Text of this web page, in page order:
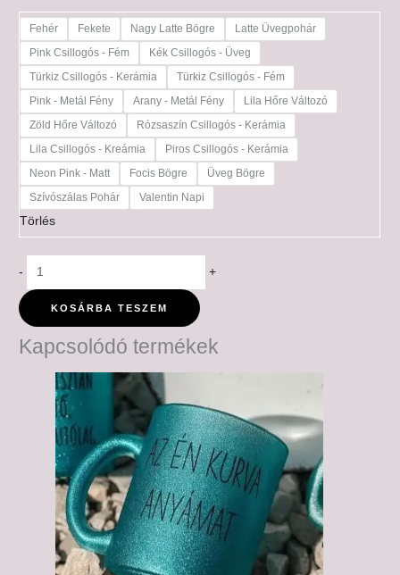
Fehér Fekete Nagy Latte Bögre
Latte Üvegpohár
Pink Csillogós - Fém
Kék Csillogós - Üveg
Türkiz Csillogós - Kerámia
Türkiz Csillogós - Fém
Pink - Metál Fény
Arany - Metál Fény
Lila Hőre Változó
Zöld Hőre Változó
Rózsaszín Csillogós - Kerámia
Lila Csillogós - Kreámia
Piros Csillogós - Kerámia
Neon Pink - Matt
Focis Bögre
Üveg Bögre
Szívószálas Pohár
Valentin Napi
Törlés
- +
KOSÁRBA TESZEM
Kapcsolódó termékek
6,000 Ft
-
6,500 Ft